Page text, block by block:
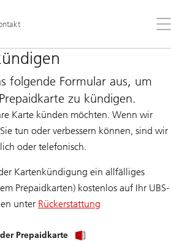
Sie
folgende Formular aus, um
zu kündigen.
Karte künden möchten. Wenn wir
tun oder verbessern können, sind wir
oder telefonisch.
Kartenkündigung ein allfälliges
Prepaidkarten) kostenlos auf Ihr UBS-
unter Rückerstattung
Prepaidkarte